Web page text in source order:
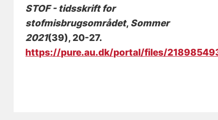
STOF - tidsskrift for
stofmisbrugsområdet, Sommer
2021(39), 20-27.
https://pure.au.dk/portal/files/218985493/